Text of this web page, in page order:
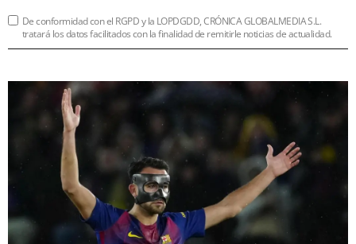
De conformidad con el RGPD y la LOPDGDD, CRÓNICA GLOBALMEDIA S.L.
tratará los datos facilitados con la finalidad de remitirle noticias de actualidad.